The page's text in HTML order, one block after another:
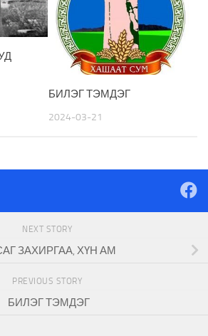
БИЛЭГ ТЭМДЭГ
2024-03-21
NEXT STORY
ЗАХИРГАА, ХҮН АМ
PREVIOUS STORY
БИЛЭГ ТЭМДЭГ